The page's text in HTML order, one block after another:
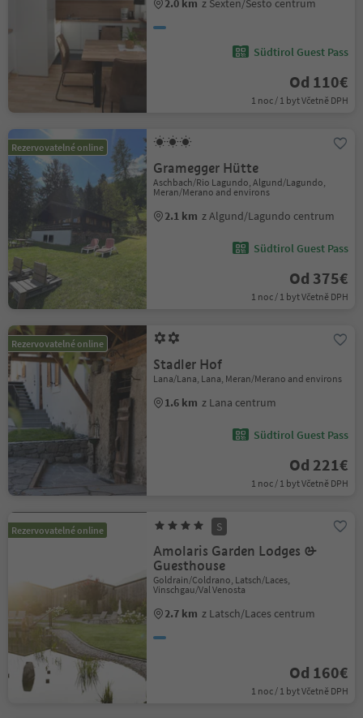
2.0 km z Sexten/Sesto centrum
Südtirol Guest Pass
Od 110€
1 noc / 1 byt Včetně DPH
Rezervovatelné online
Gramegger Hütte
Aschbach/Rio Lagundo, Algund/Lagundo,
Meran/Merano and environs
2.1 km z Algund/Lagundo centrum
Südtirol Guest Pass
Od 375€
1 noc / 1 byt Včetně DPH
Rezervovatelné online
Stadler Hof
Lana/Lana, Lana, Meran/Merano and environs
1.6 km z Lana centrum
Südtirol Guest Pass
Od 221€
1 noc / 1 byt Včetně DPH
Rezervovatelné online S
Amolaris Garden Lodges &
Guesthouse
Goldrain/Coldrano, Latsch/Laces,
Vinschgau/Val Venosta
2.7 km z Latsch/Laces centrum
Od 160€
1 noc / 1 byt Včetně DPH